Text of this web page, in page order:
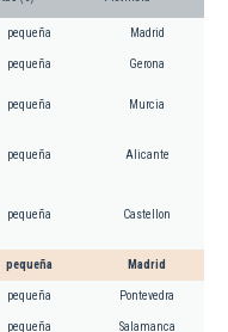
pequeña Madrid
pequeña Gerona
pequeña Murcia
pequeña Alicante
pequeña Castellon
pequeña Madrid
pequeña Pontevedra
pequeña Salamanca